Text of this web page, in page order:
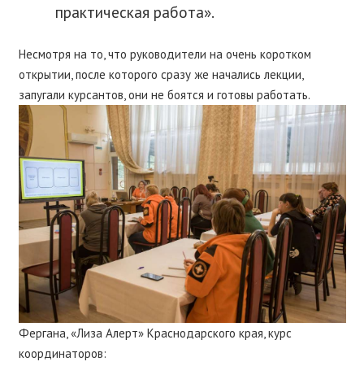
практическая работа».
Несмотря на то, что руководители на очень коротком
открытии, после которого сразу же начались лекции,
запугали курсантов, они не боятся и готовы работать.
Фергана, «Лиза Алерт» Краснодарского края, курс
координаторов: